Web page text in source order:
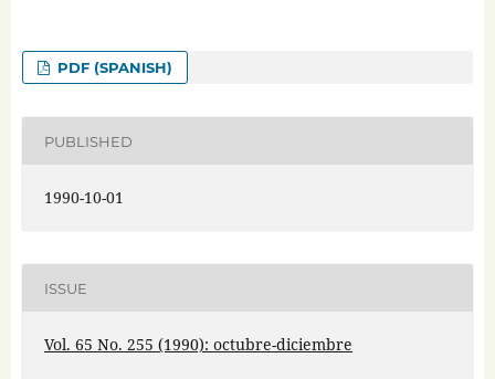
PDF (SPANISH)
PUBLISHED
1990-10-01
ISSUE
Vol. 65 No. 255 (1990): octubre-diciembre